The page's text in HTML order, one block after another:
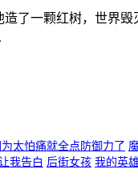
了一颗红树，世界
为太怕痛就全点防御力了
我告白 后街女孩 我的英